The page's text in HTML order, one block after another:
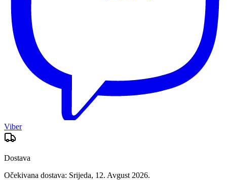
Viber
Dostava
Očekivana dostava: Srijeda, 12. Avgust 2026.